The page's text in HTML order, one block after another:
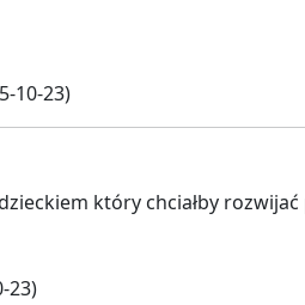
10-23)
który chciałby
23)